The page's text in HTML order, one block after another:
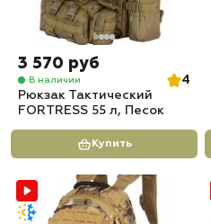
3 570 руб
В наличии
4
Рюкзак Тактический
FORTRESS 55 л, Песок
Купить